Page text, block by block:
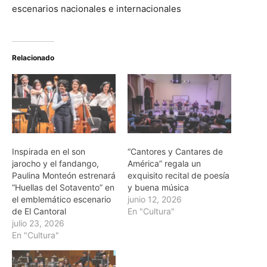
escenarios nacionales e internacionales
Relacionado
Inspirada en el son
jarocho y el fandango,
Paulina Monteón estrenará
“Huellas del Sotavento” en
el emblemático escenario
de El Cantoral
julio 23, 2026
En "Cultura"
“Cantores y Cantares de
América” regala un
exquisito recital de poesía
y buena música
junio 12, 2026
En "Cultura"